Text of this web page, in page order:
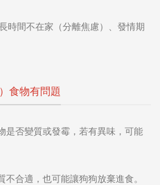
時間不在家（分離焦慮）、發情期
）食物有問題
是否變質或發霉，若有異味，可能
合適，也可能讓狗狗放棄進食。